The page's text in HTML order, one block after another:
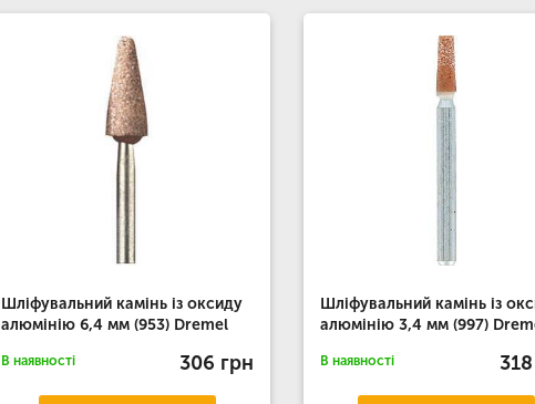
Шліфувальний камінь із оксиду
алюмінію 6,4 мм (953) Dremel
В наявності 306 грн
Шліфувальний камінь із
алюмінію 3,4 мм (997)
В наявності